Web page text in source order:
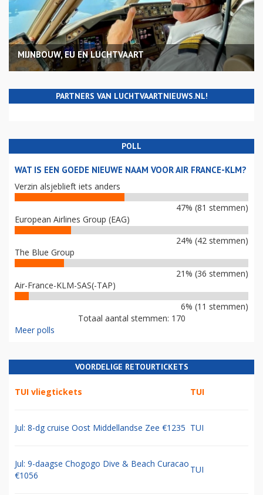
MIJNBOUW, EU EN LUCHTVAART
PARTNERS VAN LUCHTVAARTNIEUWS.NL!
POLL
WAT IS EEN GOEDE NIEUWE NAAM VOOR AIR FRANCE-KLM?
Verzin alsjeblieft iets anders
47% (81 stemmen)
European Airlines Group (EAG)
24% (42 stemmen)
The Blue Group
21% (36 stemmen)
Air-France-KLM-SAS(-TAP)
6% (11 stemmen)
Totaal aantal stemmen: 170
Meer polls
VOORDELIGE RETOURTICKETS
TUI vliegtickets TUI
Jul: 8-dg cruise Oost Middellandse Zee €1235 TUI
Jul: 9-daagse Chogogo Dive & Beach Curacao
€1056
TUI